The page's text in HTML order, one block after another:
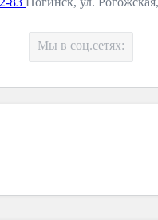
Мы в соц.сетях: